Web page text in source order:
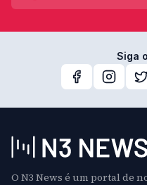
Siga
O N3 News é um portal de